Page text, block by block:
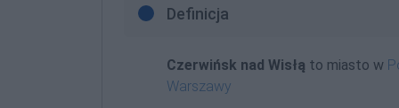
Definicja
Czerwińsk nad Wisłą to miasto w
Warszawy